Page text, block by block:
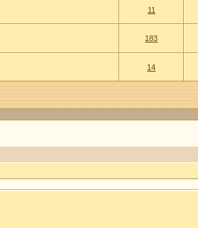
11
183
14